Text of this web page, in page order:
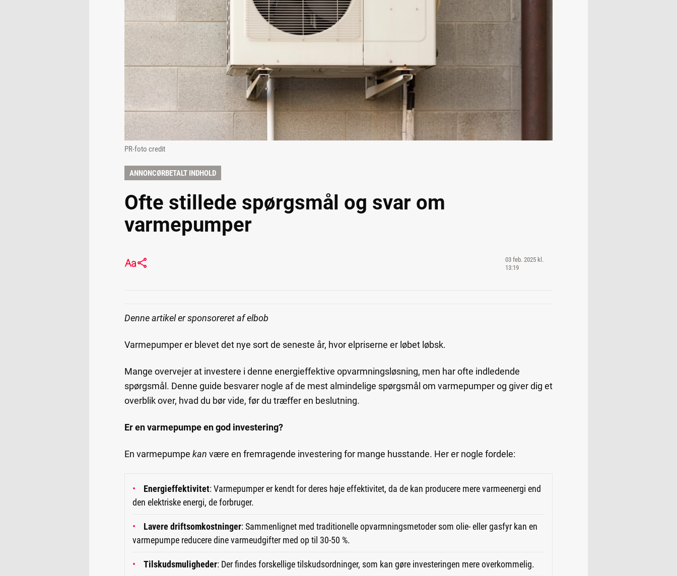
PR-foto credit
ANNONCØRBETALT INDHOLD
Ofte stillede spørgsmål og svar om
varmepumper
03 feb. 2025 kl.
13:19
Denne artikel er sponsoreret af elbob
Varmepumper er blevet det nye sort de seneste år, hvor elpriserne er løbet løbsk.
Mange overvejer at investere i denne energieffektive opvarmningsløsning, men har ofte indledende
spørgsmål. Denne guide besvarer nogle af de mest almindelige spørgsmål om varmepumper og giver dig et
overblik over, hvad du bør vide, før du træffer en beslutning.
Er en varmepumpe en god investering?
En varmepumpe kan være en fremragende investering for mange husstande. Her er nogle fordele:
Energieffektivitet: Varmepumper er kendt for deres høje effektivitet, da de kan producere mere varmeenergi end
den elektriske energi, de forbruger.
Lavere driftsomkostninger: Sammenlignet med traditionelle opvarmningsmetoder som olie- eller gasfyr kan en
varmepumpe reducere dine varmeudgifter med op til 30-50 %.
Tilskudsmuligheder: Der findes forskellige tilskudsordninger, som kan gøre investeringen mere overkommelig.